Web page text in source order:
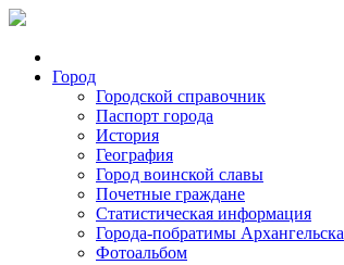
Город
Городской справочник
Паспорт города
История
География
Город воинской славы
Почетные граждане
Статистическая информация
Города-побратимы Архангельска
Фотоальбом